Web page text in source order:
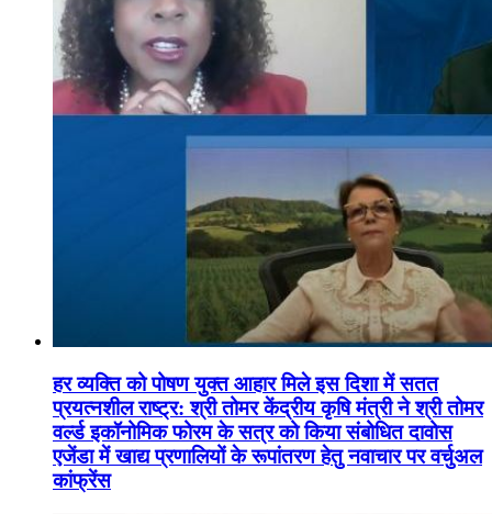
हर व्यक्ति को पोषण युक्त आहार मिले इस दिशा में सतत
प्रयत्नशील राष्ट्र: श्री तोमर केंद्रीय कृषि मंत्री ने श्री तोमर
वर्ल्ड इकॉनोमिक फोरम के सत्र को किया संबोधित दावोस
एजेंडा में खाद्य प्रणालियों के रूपांतरण हेतु नवाचार पर वर्चुअल
कांफ्रेंस